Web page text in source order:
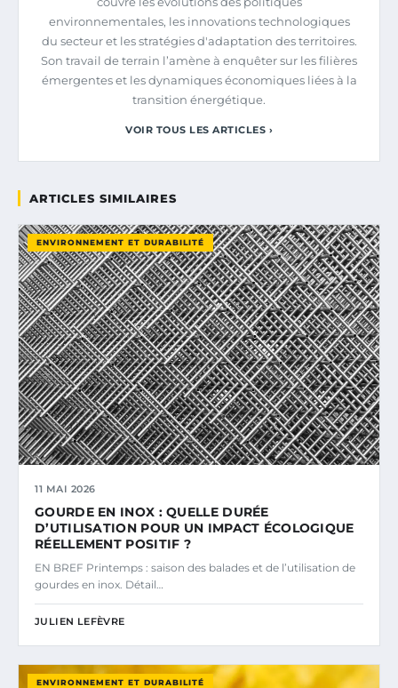
environnementales, les innovations technologiques
du secteur et les stratégies d'adaptation des territoires.
Son travail de terrain l’amène à enquêter sur les filières
émergentes et les dynamiques économiques liées à la
transition énergétique.
VOIR TOUS LES ARTICLES ›
ARTICLES SIMILAIRES
ENVIRONNEMENT ET DURABILITÉ
11 MAI 2026
GOURDE EN INOX : QUELLE DURÉE
D’UTILISATION POUR UN IMPACT ÉCOLOGIQUE
RÉELLEMENT POSITIF ?
EN BREF Printemps : saison des balades et de l’utilisation de
gourdes en inox. Détail…
JULIEN LEFÈVRE
ENVIRONNEMENT ET DURABILITÉ